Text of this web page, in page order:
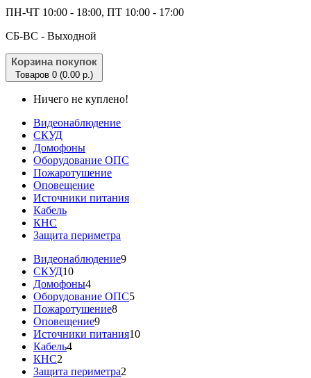
ПН-ЧТ 10:00 - 18:00, ПТ 10:00 - 17:00
CБ-ВС - Выходной
Корзина покупок
Товаров 0 (0.00 р.)
Ничего не куплено!
Видеонаблюдение
СКУД
Домофоны
Оборудование ОПС
Пожаротушение
Оповещение
Источники питания
Кабель
КНС
Защита периметра
Видеонаблюдение9
СКУД10
Домофоны4
Оборудование ОПС5
Пожаротушение8
Оповещение9
Источники питания10
Кабель4
КНС2
Защита периметра2